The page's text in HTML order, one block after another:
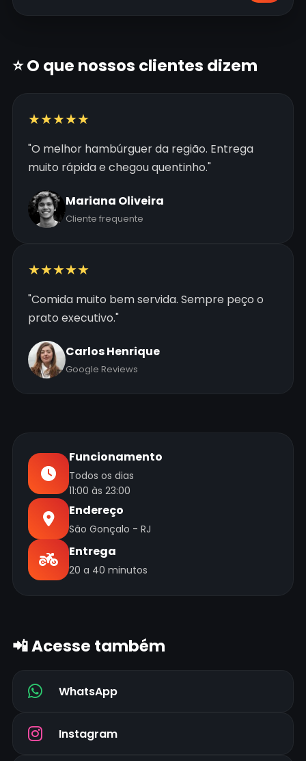
⭐ O que nossos clientes dizem
★★★★★
"O melhor hambúrguer da região. Entrega
muito rápida e chegou quentinho."
Mariana Oliveira
Cliente frequente
★★★★★
"Comida muito bem servida. Sempre peço o
prato executivo."
Carlos Henrique
Google Reviews
Funcionamento
Todos os dias
11:00 às 23:00
Endereço
São Gonçalo - RJ
Entrega
20 a 40 minutos
📲 Acesse também
WhatsApp
Instagram